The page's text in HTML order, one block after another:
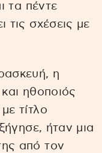
τα πέντε
τις σχέσεις με
η
ηθοποιός
τίτλο
ήταν μια
από τον